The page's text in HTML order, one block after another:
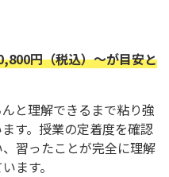
円（税込）～が目安と
と理解できるまで粘り強
す。授業の定着度を確認
習ったことが完全に理解
ます。